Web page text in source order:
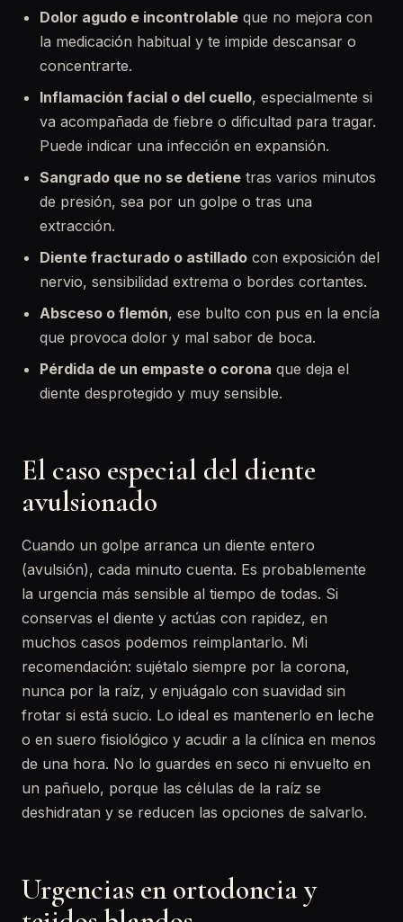
Dolor agudo e incontrolable que no mejora con
la medicación habitual y te impide descansar o
concentrarte.
Inflamación facial o del cuello, especialmente si
va acompañada de fiebre o dificultad para tragar.
Puede indicar una infección en expansión.
Sangrado que no se detiene tras varios minutos
de presión, sea por un golpe o tras una
extracción.
Diente fracturado o astillado con exposición del
nervio, sensibilidad extrema o bordes cortantes.
Absceso o flemón, ese bulto con pus en la encía
que provoca dolor y mal sabor de boca.
Pérdida de un empaste o corona que deja el
diente desprotegido y muy sensible.
El caso especial del diente
avulsionado
Cuando un golpe arranca un diente entero
(avulsión), cada minuto cuenta. Es probablemente
la urgencia más sensible al tiempo de todas. Si
conservas el diente y actúas con rapidez, en
muchos casos podemos reimplantarlo. Mi
recomendación: sujétalo siempre por la corona,
nunca por la raíz, y enjuágalo con suavidad sin
frotar si está sucio. Lo ideal es mantenerlo en leche
o en suero fisiológico y acudir a la clínica en menos
de una hora. No lo guardes en seco ni envuelto en
un pañuelo, porque las células de la raíz se
deshidratan y se reducen las opciones de salvarlo.
Urgencias en ortodoncia y